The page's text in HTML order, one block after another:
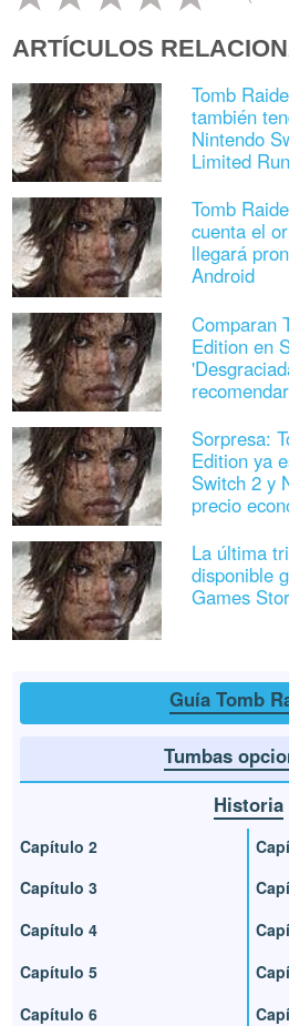
ARTÍCULOS
Tomb
también
Nintendo
Limited
Tomb
cuenta el
llegará
Android
Comparan
Edition en
Sorpresa:
Edition ya
Switch 2 y
precio
La última
disponible
Games
Guía Tomb
Tumbas
Historia
Capítulo 2
Capítulo 3
Capítulo 4
Capítulo 5
Capítulo 6